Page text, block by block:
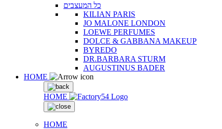
כל המעצבים
KILIAN PARIS
JO MALONE LONDON
LOEWE PERFUMES
DOLCE & GABBANA MAKEUP
BYREDO
DR.BARBARA STURM
AUGUSTINUS BADER
HOME
HOME
HOME